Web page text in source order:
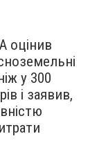
оцінив
у 300
і заявив,